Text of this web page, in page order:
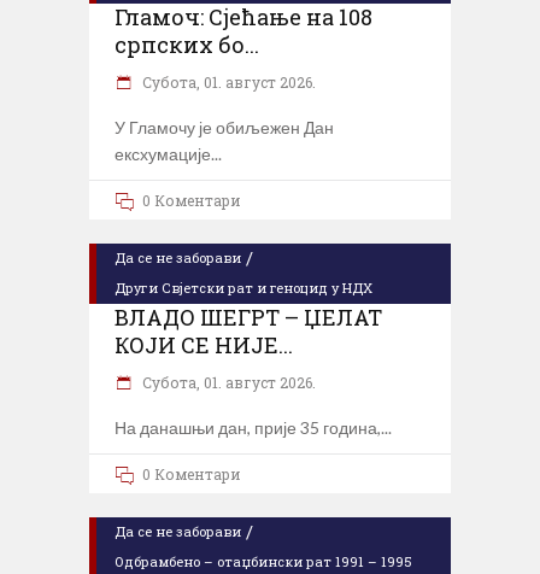
Гламоч: Сјећање на 108
српских бо...
Субота, 01. август 2026.
У Гламочу је обиљежен Дан
ексхумације
0 Коментари
Да се не заборави /
Други Свјетски рат и геноцид у НДХ
ВЛАДО ШЕГРТ – ЏЕЛАТ
КОЈИ СЕ НИЈЕ...
Субота, 01. август 2026.
На данашњи дан, прије 35 година,
0 Коментари
Да се не заборави /
Одбрамбено – отаџбински рат 1991 – 1995